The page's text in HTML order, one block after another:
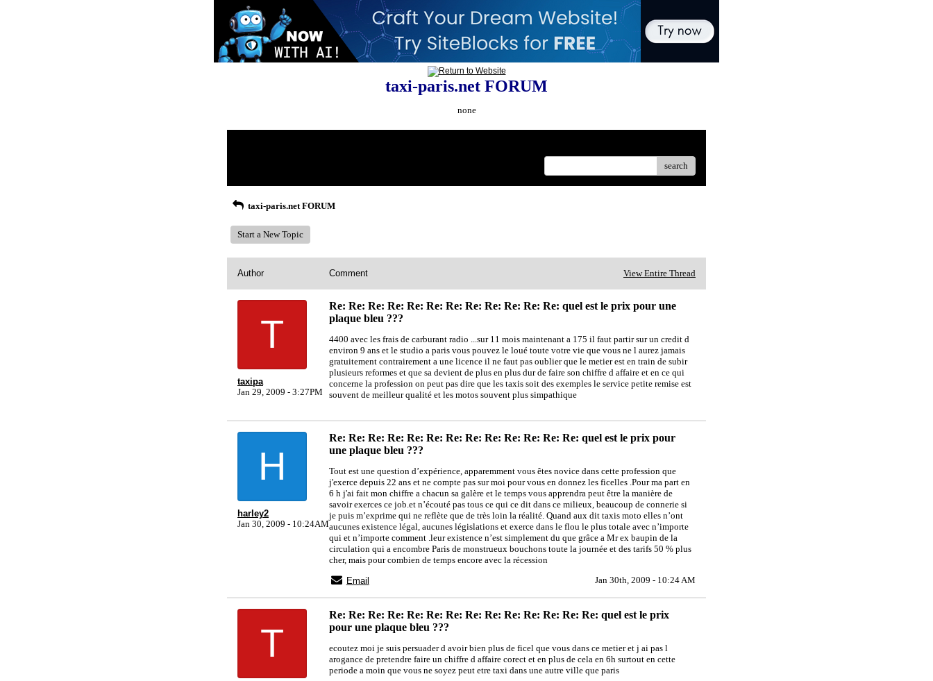
taxi-paris.net FORUM
none
search
taxi-paris.net FORUM
Start a New Topic
Author Comment View Entire Thread
T
taxipa
Jan 29, 2009 - 3:27PM
Re: Re: Re: Re: Re: Re: Re: Re: Re: Re: Re: Re: quel est le prix pour une
plaque bleu ???
4400 avec les frais de carburant radio ...sur 11 mois maintenant a 175 il faut partir sur un credit d
environ 9 ans et le studio a paris vous pouvez le loué toute votre vie que vous ne l aurez jamais
gratuitement contrairement a une licence il ne faut pas oublier que le metier est en train de subir
plusieurs reformes et que sa devient de plus en plus dur de faire son chiffre d affaire et en ce qui
concerne la profession on peut pas dire que les taxis soit des exemples le service petite remise est
souvent de meilleur qualité et les motos souvent plus simpathique
H
harley2
Jan 30, 2009 - 10:24AM
Re: Re: Re: Re: Re: Re: Re: Re: Re: Re: Re: Re: Re: quel est le prix pour
une plaque bleu ???
Tout est une question d’expérience, apparemment vous êtes novice dans cette profession que
j'exerce depuis 22 ans et ne compte pas sur moi pour vous en donnez les ficelles .Pour ma part en
6 h j'ai fait mon chiffre a chacun sa galère et le temps vous apprendra peut être la manière de
savoir exerces ce job.et n’écouté pas tous ce qui ce dit dans ce milieux, beaucoup de connerie si
je puis m’exprime qui ne reflète que de très loin la réalité. Quand aux dit taxis moto elles n’ont
aucunes existence légal, aucunes législations et exerce dans le flou le plus totale avec n’importe
qui et n’importe comment .leur existence n’est simplement du que grâce a Mr ex baupin de la
circulation qui a encombre Paris de monstrueux bouchons toute la journée et des tarifs 50 % plus
cher, mais pour combien de temps encore avec la récession
Email
Jan 30th, 2009 - 10:24 AM
T
Re: Re: Re: Re: Re: Re: Re: Re: Re: Re: Re: Re: Re: Re: quel est le prix
pour une plaque bleu ???
ecoutez moi je suis persuader d avoir bien plus de ficel que vous dans ce metier et j ai pas l
arogance de pretendre faire un chiffre d affaire corect et en plus de cela en 6h surtout en cette
periode a moin que vous ne soyez peut etre taxi dans une autre ville que paris